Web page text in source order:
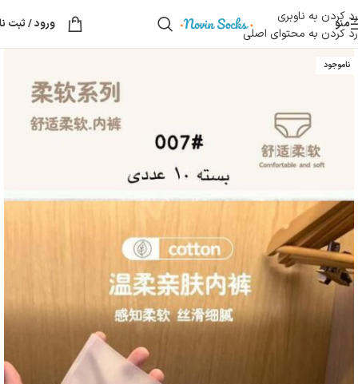
رد کردن به ناوبری
رد کردن به محتوای اصلی
منو ورود / ثبت
ناموجود